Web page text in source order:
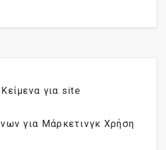
για site
για Μάρκετινγκ Χρήση